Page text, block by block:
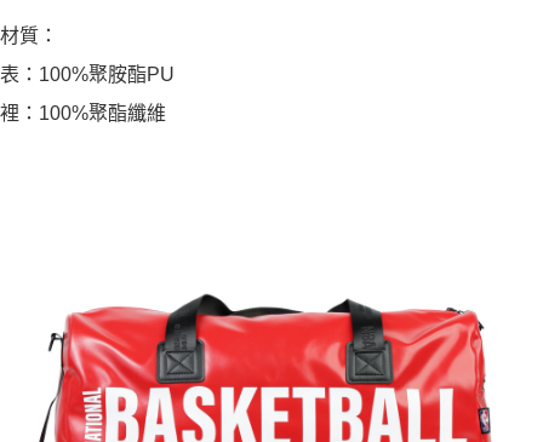
材質：
表：100%聚胺酯PU
裡：100%聚酯纖維